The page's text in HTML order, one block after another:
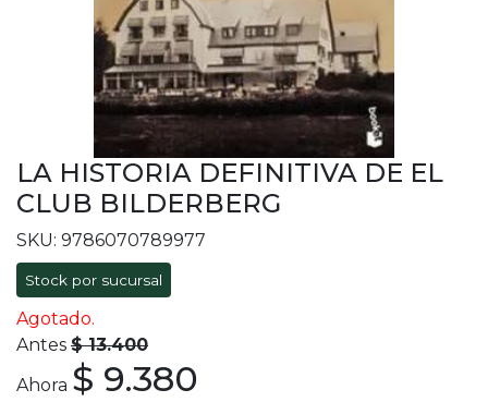
LA HISTORIA DEFINITIVA DE EL
CLUB BILDERBERG
SKU: 9786070789977
Stock por sucursal
Agotado.
Antes $ 13.400
Ahora $ 9.380